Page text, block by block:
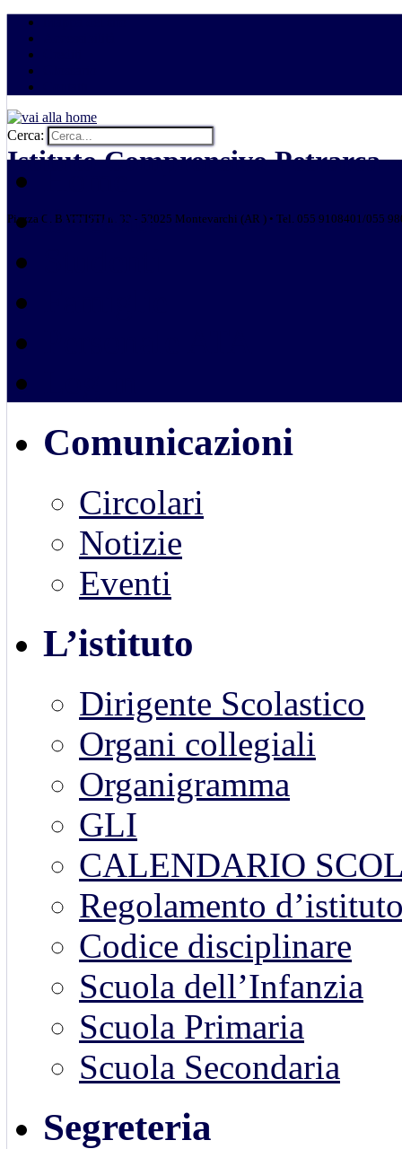
Istituto Comprensivo Petrarca
Piazza C. BATTISTI n. 33 - 52025 Montevarchi (AR ) • Tel. 055 9108401/055
Cerca:
Docenti
Comunicazioni
Circolari
Notizie
Eventi
L’istituto
Dirigente Scolastico
Organi collegiali
Organigramma
GLI
CALENDARIO
Regolamento
Codice disciplinare
Scuola dell’Infanzia
Scuola Primaria
Scuola Secondaria
Segreteria